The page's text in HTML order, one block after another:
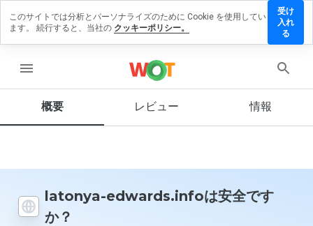
menu
概要 レビュー 情報
latonya-edwards.infoは安全です
か？
ビュー
ブサ
から
5の
このサイトでは分析とパーソナライズのために Cookie を使用してい
ます。 続行すると、当社の クッキーポリシー。
受け
入れ
る